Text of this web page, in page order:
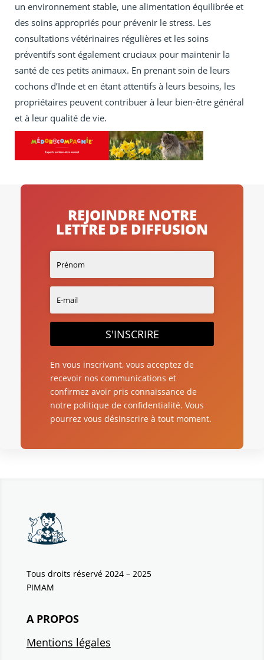
un environnement stable, une alimentation équilibrée et
des soins appropriés pour prévenir le stress. Les
consultations vétérinaires régulières et les soins
préventifs sont également cruciaux pour maintenir la
santé de ces petits animaux. En prenant soin de leurs
cochons d’Inde et en étant attentifs à leurs besoins, les
propriétaires peuvent contribuer à leur bien-être général
et à leur qualité de vie.
REJOINDRE NOTRE
LETTRE DE DIFFUSION
S'INSCRIRE
En vous inscrivant, vous acceptez de
recevoir nos communications et
confirmez avoir pris connaissance de
notre politique de confidentialité. Vous
pourrez vous désinscrire à tout moment.
Tous droits réservé 2024 – 2025
PIMAM
A PROPOS
Mentions légales